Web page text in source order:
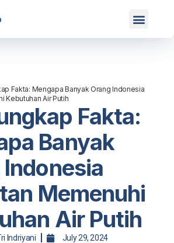
Fakta: Mengapa Banyak Orang Indonesia
Kebutuhan Air Putih
Fakta:
Banyak
Indonesia
Memenuhi
Air Putih
Indriyani July 29, 2024